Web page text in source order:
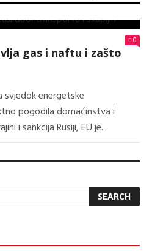
0
gas i naftu i zašto
svjedok energetske
pogodila domaćinstva i
i sankcija Rusiji, EU je...